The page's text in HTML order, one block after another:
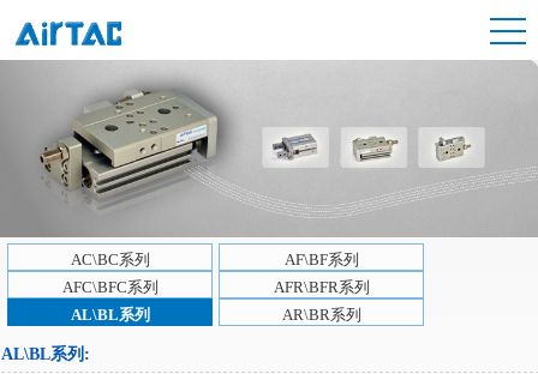
AC\BC系列
AF\BF系列
AFC\BFC系列
AFR\BFR系列
AL\BL系列
AR\BR系列
AL\BL系列 :